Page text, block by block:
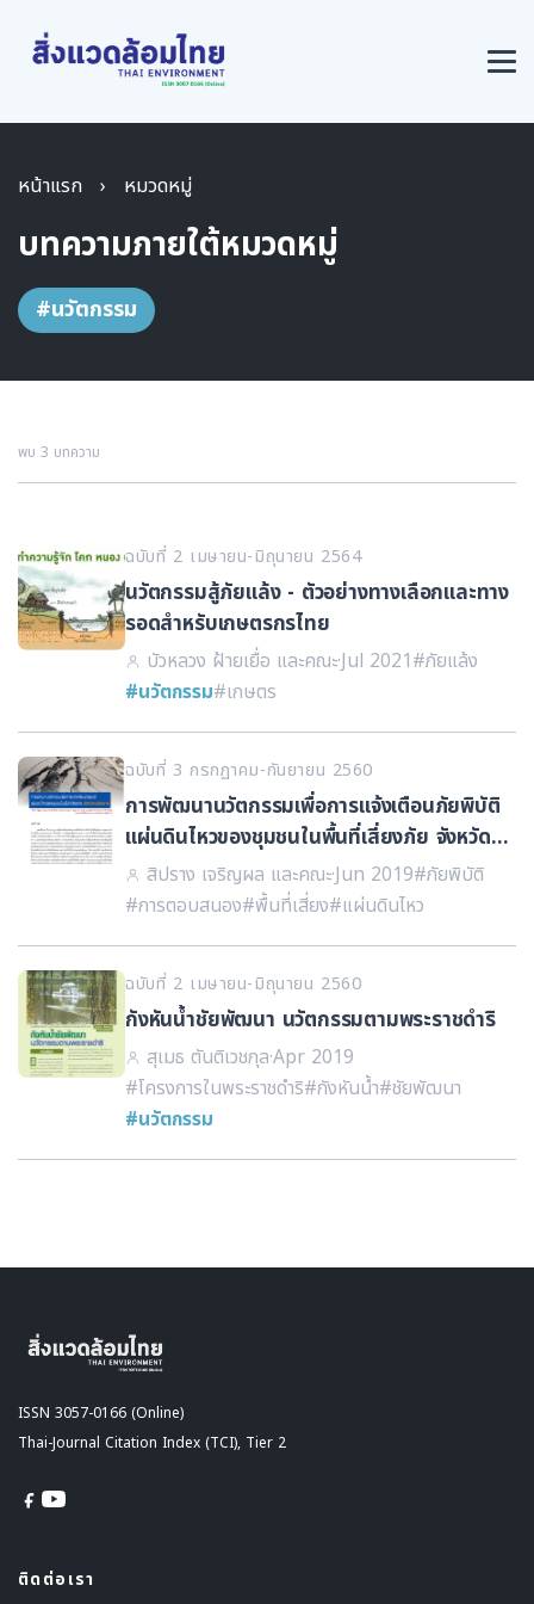
หน้าแรก › หมวดหมู่
บทความภายใต้หมวดหมู่
#นวัตกรรม
พบ 3 บทความ
ฉบับที่ 2 เมษายน-มิถุนายน 2564
นวัตกรรมสู้ภัยแล้ง - ตัวอย่างทางเลือกและทาง
รอดสำหรับเกษตรกรไทย
บัวหลวง ฝ้ายเยื่อ และคณะ·Jul 2021#ภัยแล้ง
#นวัตกรรม#เกษตร
ฉบับที่ 3 กรกฏาคม-กันยายน 2560
การพัฒนานวัตกรรมเพื่อการแจ้งเตือนภัยพิบัติ
แผ่นดินไหวของชุมชนในพื้นที่เสี่ยงภัย จังหวัด
เชียงราย
สิปราง เจริญผล และคณะ·Jun 2019#ภัยพิบัติ
#การตอบสนอง#พื้นที่เสี่ยง#แผ่นดินไหว
ฉบับที่ 2 เมษายน-มิถุนายน 2560
กังหันน้ำชัยพัฒนา นวัตกรรมตามพระราชดำริ
สุเมธ ตันติเวชกุล·Apr 2019
#โครงการในพระราชดำริ#กังหันน้ำ#ชัยพัฒนา
#นวัตกรรม
ISSN 3057-0166 (Online)
Thai-Journal Citation Index (TCI), Tier 2
ติดต่อเรา